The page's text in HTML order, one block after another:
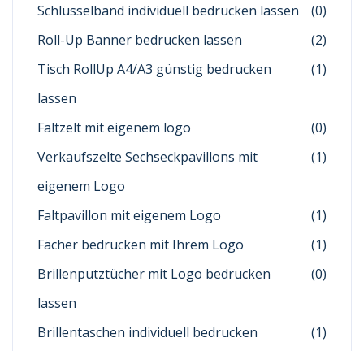
Schlüsselband individuell bedrucken lassen
(0)
Roll-Up Banner bedrucken lassen
(2)
Tisch RollUp A4/A3 günstig bedrucken
lassen
(1)
Faltzelt mit eigenem logo
(0)
Verkaufszelte Sechseckpavillons mit
eigenem Logo
(1)
Faltpavillon mit eigenem Logo
(1)
Fächer bedrucken mit Ihrem Logo
(1)
Brillenputztücher mit Logo bedrucken
lassen
(0)
Brillentaschen individuell bedrucken
(1)